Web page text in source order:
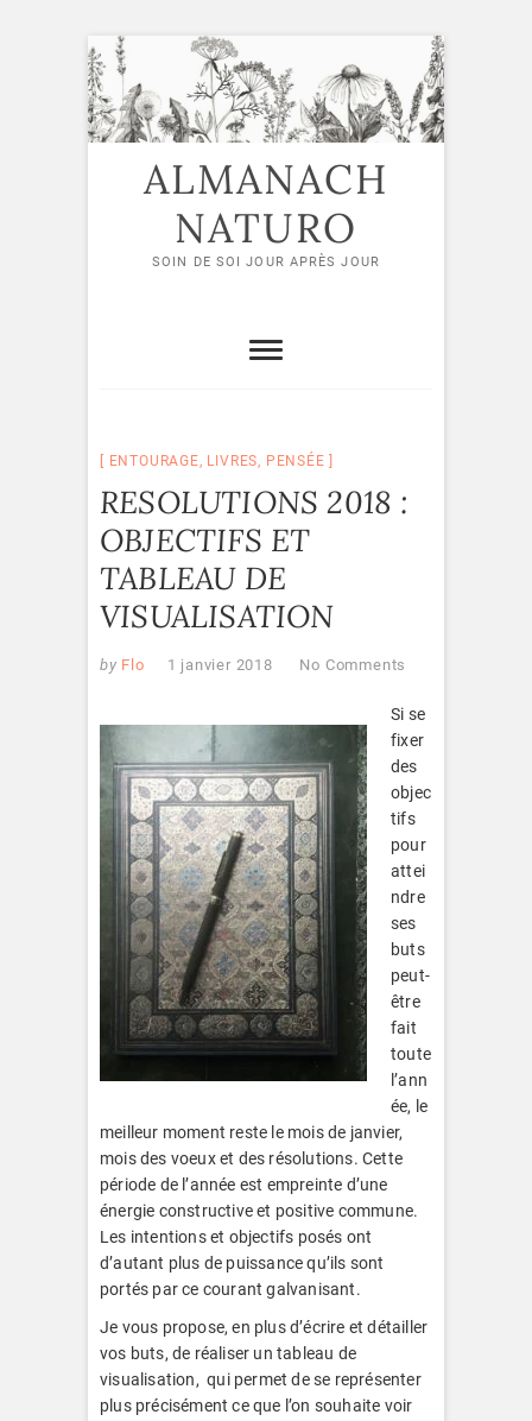
Skip
to
content
ALMANACH
NATURO
SOIN DE SOI JOUR APRÈS JOUR
ENTOURAGE, LIVRES, PENSÉE
RESOLUTIONS 2018 :
OBJECTIFS ET
TABLEAU DE
VISUALISATION
by Flo 1 janvier 2018 No Comments
Si se
fixer
des
objec
tifs
pour
attei
ndre
ses
buts
peut-
être
fait
toute
l’ann
ée, le
meilleur moment reste le mois de janvier,
mois des voeux et des résolutions. Cette
période de l’année est empreinte d’une
énergie constructive et positive commune.
Les intentions et objectifs posés ont
d’autant plus de puissance qu’ils sont
portés par ce courant galvanisant.
Je vous propose, en plus d’écrire et détailler
vos buts, de réaliser un tableau de
visualisation, qui permet de se représenter
plus précisément ce que l’on souhaite voir